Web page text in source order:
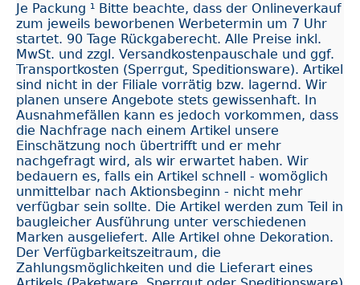
Je Packung ¹ Bitte beachte, dass der Onlineverkauf
zum jeweils beworbenen Werbetermin um 7 Uhr
startet. 90 Tage Rückgaberecht. Alle Preise inkl.
MwSt. und zzgl. Versandkostenpauschale und ggf.
Transportkosten (Sperrgut, Speditionsware). Artikel
sind nicht in der Filiale vorrätig bzw. lagernd. Wir
planen unsere Angebote stets gewissenhaft. In
Ausnahmefällen kann es jedoch vorkommen, dass
die Nachfrage nach einem Artikel unsere
Einschätzung noch übertrifft und er mehr
nachgefragt wird, als wir erwartet haben. Wir
bedauern es, falls ein Artikel schnell - womöglich
unmittelbar nach Aktionsbeginn - nicht mehr
verfügbar sein sollte. Die Artikel werden zum Teil in
baugleicher Ausführung unter verschiedenen
Marken ausgeliefert. Alle Artikel ohne Dekoration.
Der Verfügbarkeitszeitraum, die
Zahlungsmöglichkeiten und die Lieferart eines